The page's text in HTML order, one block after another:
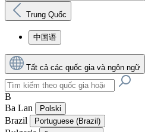
Trung Quốc
中国语
Tất cả các quốc gia và ngôn ngữ
B
Ba Lan
Polski
Brazil Portuguese (Brazil)